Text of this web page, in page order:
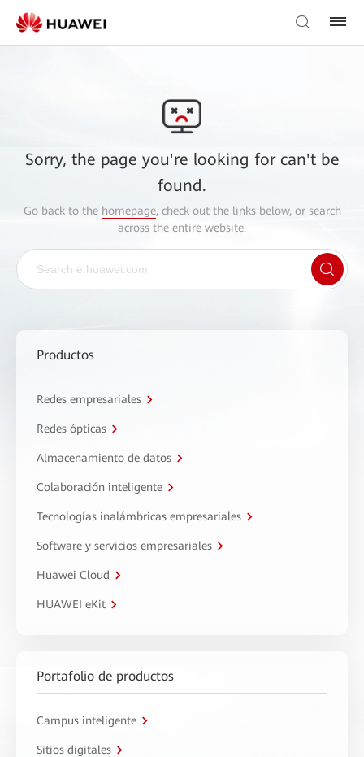
Sorry, the page you're looking for can't be
found.
Go back to the homepage, check out the links below, or search
across the entire website.
Productos
Redes empresariales
Redes ópticas
Almacenamiento de datos
Colaboración inteligente
Tecnologías inalámbricas empresariales
Software y servicios empresariales
Huawei Cloud
HUAWEI eKit
Portafolio de productos
Campus inteligente
Sitios digitales